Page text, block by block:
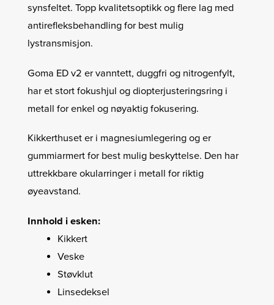
synsfeltet. Topp kvalitets­optikk og flere lag med
antirefleksbehandling for best mulig
lystransmisjon.
Goma ED v2 er vanntett, duggfri og nitrogenfylt,
har et stort fokushjul og diopterjusteringsring i
metall for enkel og nøyaktig fokusering.
Kikkerthuset er i magnesiumlegering og er
gummiarmert for best mulig beskyttelse. Den har
uttrekkbare okularringer i metall for riktig
øyeavstand.
Innhold i esken:
Kikkert
Veske
Støvklut
Linsedeksel